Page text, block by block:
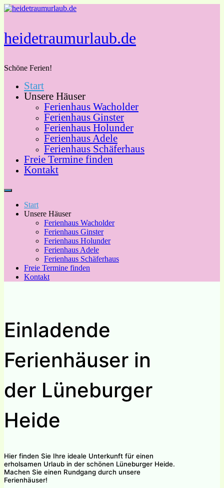
Zum
heidetraumurlaub.de
Schöne Ferien!
Start
Unsere Häuser
Ferienhaus Wacholder
Ferienhaus Ginster
Ferienhaus Holunder
Ferienhaus Adele
Ferienhaus Schäferhaus
Freie Termine finden
Kontakt
Start
Unsere Häuser
Ferienhaus Wacholder
Ferienhaus Ginster
Ferienhaus Holunder
Ferienhaus Adele
Ferienhaus Schäferhaus
Freie Termine finden
Kontakt
Einladende
Ferienhäuser in
der Lüneburger
Heide
Hier finden Sie Ihre ideale Unterkunft für einen
erholsamen Urlaub in der schönen Lüneburger Heide.
Machen Sie einen Rundgang durch unsere
Ferienhäuser!